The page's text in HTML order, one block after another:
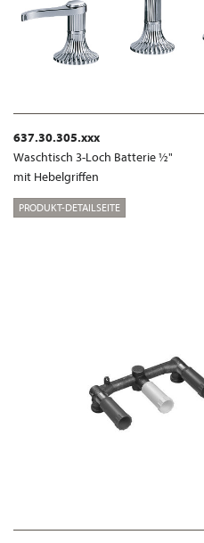
637.30.305.xxx
Waschtisch 3-Loch Batterie ½"
mit Hebelgriffen
PRODUKT-DETAILSEITE